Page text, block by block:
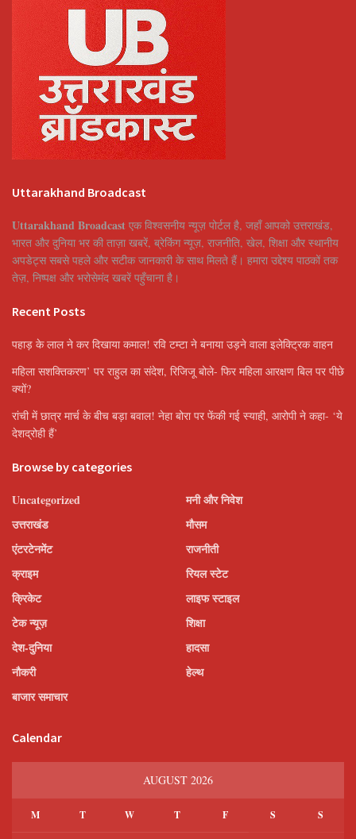
Uttarakhand Broadcast
Uttarakhand Broadcast एक विश्वसनीय न्यूज़ पोर्टल है, जहाँ आपको उत्तराखंड,
भारत और दुनिया भर की ताज़ा खबरें, ब्रेकिंग न्यूज़, राजनीति, खेल, शिक्षा और स्थानीय
अपडेट्स सबसे पहले और सटीक जानकारी के साथ मिलते हैं। हमारा उद्देश्य पाठकों तक
तेज़, निष्पक्ष और भरोसेमंद खबरें पहुँचाना है।
Recent Posts
पहाड़ के लाल ने कर दिखाया कमाल! रवि टम्टा ने बनाया उड़ने वाला इलेक्ट्रिक वाहन
महिला सशक्तिकरण’ पर राहुल का संदेश, रिजिजू बोले- फिर महिला आरक्षण बिल पर पीछे
क्यों?
रांची में छात्र मार्च के बीच बड़ा बवाल! नेहा बोरा पर फेंकी गई स्याही, आरोपी ने कहा- ‘ये
देशद्रोही हैं’
Browse by categories
Uncategorized
उत्तराखंड
एंटरटेनमेंट
क्राइम
क्रिकेट
टेक न्यूज़
देश-दुनिया
नौकरी
बाजार समाचार
मनी और निवेश
मौसम
राजनीती
रियल स्टेट
लाइफ स्टाइल
शिक्षा
हादसा
हेल्थ
Calendar
AUGUST 2026
M T W T F S S